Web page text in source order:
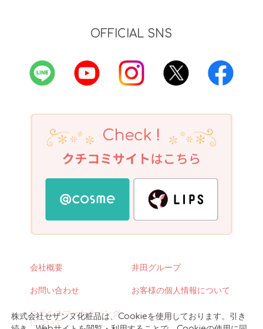
OFFICIAL SNS
会社概要 井田グループ
お問い合わせ お客様の個人情報について
ステルスマーケティング
について
サイトマップ
株式会社セザンヌ化粧品は、Cookieを使用しております。引き